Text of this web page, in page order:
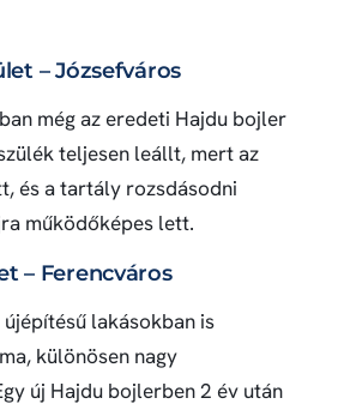
– Józsefváros
még az eredeti Hajdu bojler
teljesen leállt, mert az
és a tartály rozsdásodni
működőképes lett.
– Ferencváros
lakásokban is
különösen nagy
új Hajdu bojlerben 2 év után